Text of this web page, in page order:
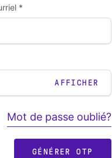
*
AFFICHER
Mot de passe oublié?
GÉNÉRER OTP